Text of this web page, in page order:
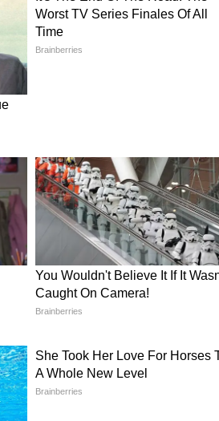
सुरक्षा चुनौतियों को देखते हुए
मंत्री ने यह भी दोहराया
रही है और कुछ राजनीतिक
माना जाता है। इसका
सैन्य अधिकारी, रणनीतिक
के प्रतिनिधियों ने सम्मेलन
भेजा और
हुए। कोइजुमी ने कहा कि
हो सकी, क्योंकि दोनों
सैन्य शक्ति का विस्तार
है। ऐसे में आने वाले वर्षों में
महत्वपूर्ण रणनीतिक चर्चाओं